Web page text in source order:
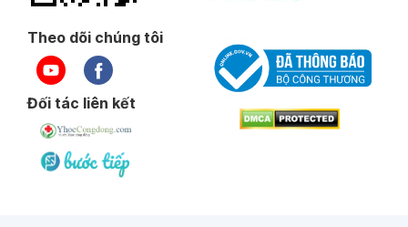
Theo dõi chúng tôi
Đối tác liên kết